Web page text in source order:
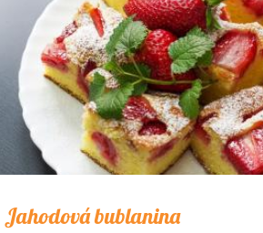
Jahodová bublanina